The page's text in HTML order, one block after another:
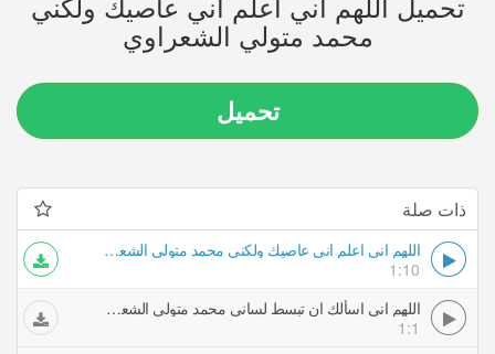
محمد متولي الشعراوي
تحميل
ذات صلة
اللهم اني اعلم اني عاصيك ولكني محمد متولي الشعراوي
1:10
اللهم اني اسألك ان تبسط لساني محمد متولي الشعراوي
1:1